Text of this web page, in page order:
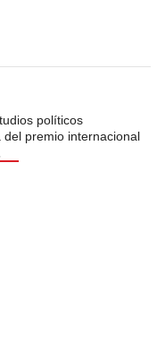
políticos
premio internacional